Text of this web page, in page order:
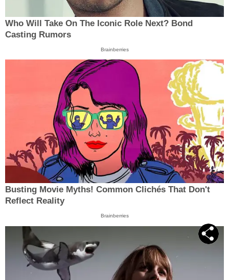
Who Will Take On The Iconic Role Next? Bond
Casting Rumors
Brainberries
Busting Movie Myths! Common Clichés That Don't
Reflect Reality
Brainberries